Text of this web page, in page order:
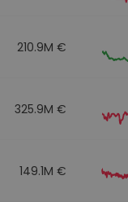
210.9M €
325.9M €
149.1M €